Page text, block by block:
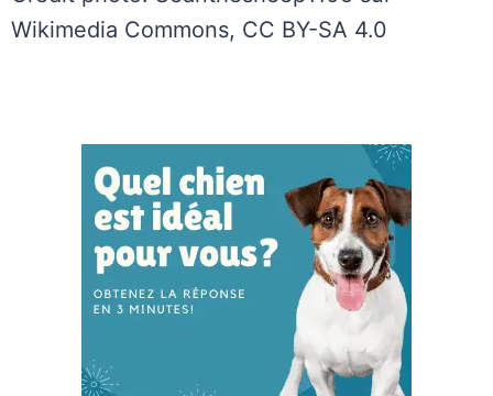
Wikimedia Commons, CC BY-SA 4.0